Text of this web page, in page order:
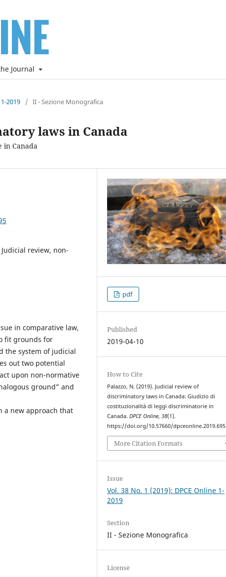
Journal
2019 / II - Sezione Monografica
laws in Canada
in Canada
review, non-
in comparative law,
fit grounds for
the system of judicial
out two potential
upon non-normative
ground” and
a new approach that
pdf
Published
2019-04-10
How to Cite
Palazzo, N. (2019). Judicial review of
discriminatory laws in Canada: Giudizio di
costituzionalità di leggi discriminatorie in
Canada.DPCE Online,38(1).
https://doi.org/10.57660/dpceonline.2019.695
More Citation Formats
Issue
Vol. 38 No. 1 (2019): DPCE Online 1-
2019
Section
II - Sezione Monografica
License